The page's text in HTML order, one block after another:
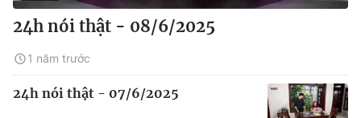
24h nói thật - 08/6/2025
1 năm trước
24h nói thật - 07/6/2025